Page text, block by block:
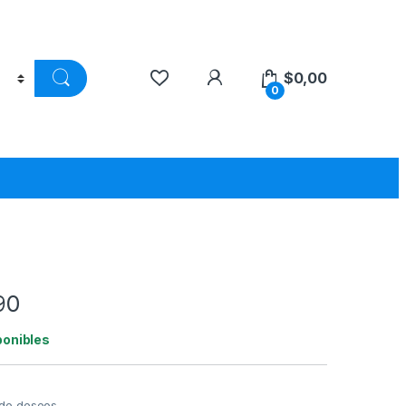
0
$0,00